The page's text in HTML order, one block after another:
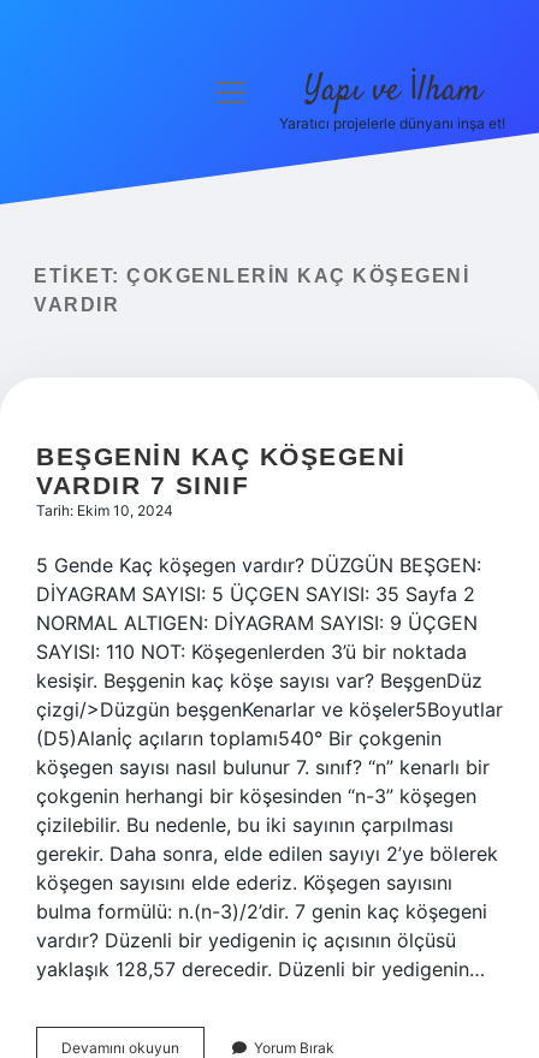
Yasal Uyarı
menüyü
Yapı ve İlham
Yaratıcı projelerle dünyanı inşa et!
ETIKET: ÇOKGENLERIN KAÇ KÖŞEGENI
VARDIR
BEŞGENIN KAÇ KÖŞEGENI
VARDIR 7 SINIF
Tarih: Ekim 10, 2024
5 Gende Kaç köşegen vardır? DÜZGÜN BEŞGEN:
DİYAGRAM SAYISI: 5 ÜÇGEN SAYISI: 35 Sayfa 2
NORMAL ALTIGEN: DİYAGRAM SAYISI: 9 ÜÇGEN
SAYISI: 110 NOT: Köşegenlerden 3’ü bir noktada
kesişir. Beşgenin kaç köşe sayısı var? BeşgenDüz
çizgi/>Düzgün beşgenKenarlar ve köşeler5Boyutlar
(D5)Alanİç açıların toplamı540° Bir çokgenin
köşegen sayısı nasıl bulunur 7. sınıf? “n” kenarlı bir
çokgenin herhangi bir köşesinden “n-3” köşegen
çizilebilir. Bu nedenle, bu iki sayının çarpılması
gerekir. Daha sonra, elde edilen sayıyı 2’ye bölerek
köşegen sayısını elde ederiz. Köşegen sayısını
bulma formülü: n.(n-3)/2’dir. 7 genin kaç köşegeni
vardır? Düzenli bir yedigenin iç açısının ölçüsü
yaklaşık 128,57 derecedir. Düzenli bir yedigenin…
Devamını okuyun Beşgenin
Yorum Bırak